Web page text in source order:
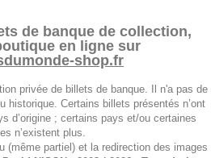
de banque de collection,
en ligne sur
shop.fr
privée de billets de banque. Il n'a pas de
historique. Certains billets présentés n’ont
d’origine ; certains pays et/ou certaines
n’existent plus.
(même partiel) et la redirection des images